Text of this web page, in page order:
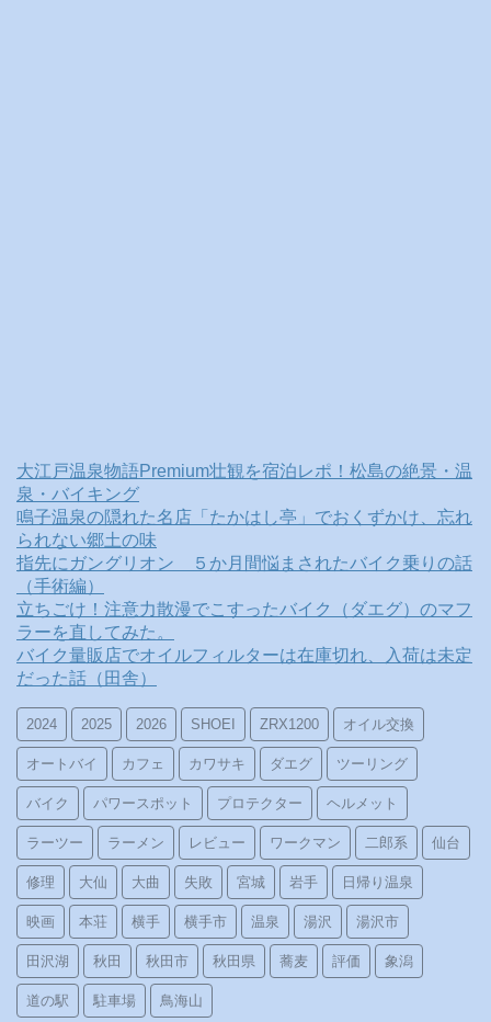
大江戸温泉物語Premium壮観を宿泊レポ！松島の絶景・温
泉・バイキング
鳴子温泉の隠れた名店「たかはし亭」でおくずかけ、忘れ
られない郷土の味
指先にガングリオン ５か月間悩まされたバイク乗りの話
（手術編）
立ちごけ！注意力散漫でこすったバイク（ダエグ）のマフ
ラーを直してみた。
バイク量販店でオイルフィルターは在庫切れ、入荷は未定
だった話（田舎）
2024 2025 2026 SHOEI ZRX1200 オイル交換
オートバイ カフェ カワサキ ダエグ ツーリング
バイク パワースポット プロテクター ヘルメット
ラーツー ラーメン レビュー ワークマン 二郎系 仙台
修理 大仙 大曲 失敗 宮城 岩手 日帰り温泉
映画 本荘 横手 横手市 温泉 湯沢 湯沢市
田沢湖 秋田 秋田市 秋田県 蕎麦 評価 象潟
道の駅 駐車場 鳥海山